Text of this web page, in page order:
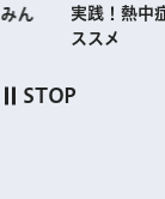
次のスライドを
STOP
ん
実践！熱中
ススメ